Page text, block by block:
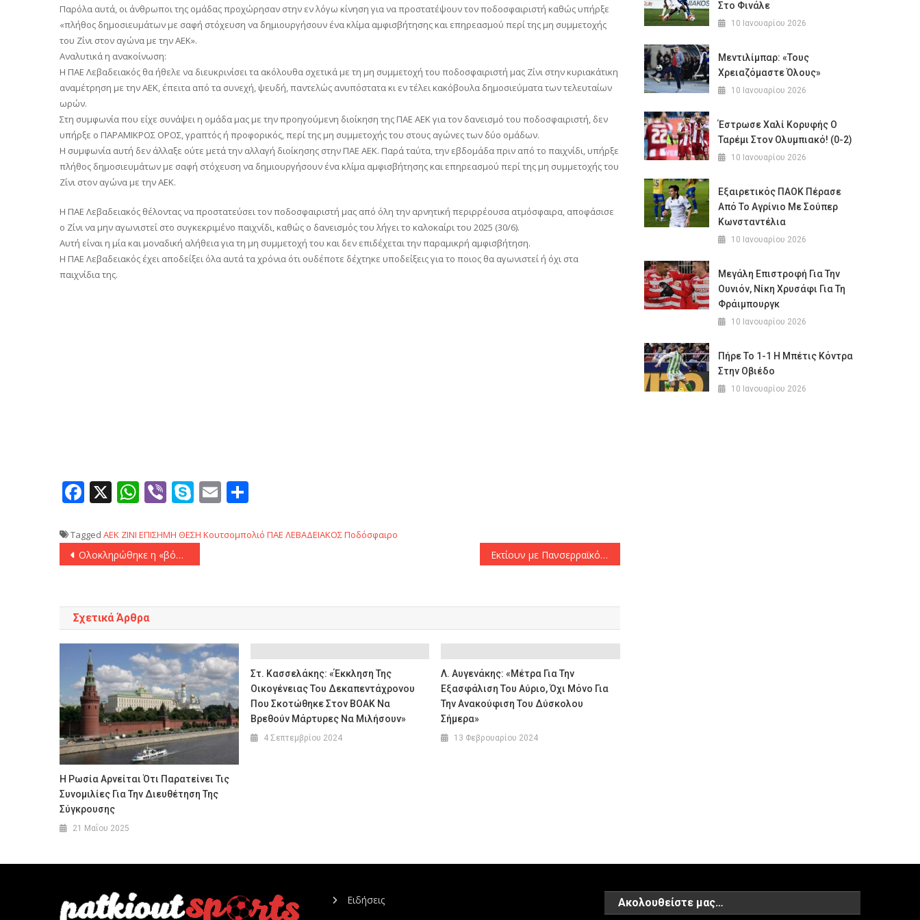
Παρόλα αυτά, οι άνθρωποι της ομάδας προχώρησαν στην εν λόγω κίνηση για να προστατέψουν τον ποδοσφαιριστή καθώς υπήρξε
«πλήθος δημοσιευμάτων με σαφή στόχευση να δημιουργήσουν ένα κλίμα αμφισβήτησης και επηρεασμού περί της μη συμμετοχής
του Ζίνι στον αγώνα με την ΑΕΚ».
Αναλυτικά η ανακοίνωση:
Η ΠΑΕ Λεβαδειακός θα ήθελε να διευκρινίσει τα ακόλουθα σχετικά με τη μη συμμετοχή του ποδοσφαιριστή μας Ζίνι στην κυριακάτικη
αναμέτρηση με την ΑΕΚ, έπειτα από τα συνεχή, ψευδή, παντελώς ανυπόστατα κι εν τέλει κακόβουλα δημοσιεύματα των τελευταίων
ωρών.
Στη συμφωνία που είχε συνάψει η ομάδα μας με την προηγούμενη διοίκηση της ΠΑΕ ΑΕΚ για τον δανεισμό του ποδοσφαιριστή, δεν
υπήρξε ο ΠΑΡΑΜΙΚΡΟΣ ΟΡΟΣ, γραπτός ή προφορικός, περί της μη συμμετοχής του στους αγώνες των δύο ομάδων.
Η συμφωνία αυτή δεν άλλαξε ούτε μετά την αλλαγή διοίκησης στην ΠΑΕ ΑΕΚ. Παρά ταύτα, την εβδομάδα πριν από το παιχνίδι, υπήρξε
πλήθος δημοσιευμάτων με σαφή στόχευση να δημιουργήσουν ένα κλίμα αμφισβήτησης και επηρεασμού περί της μη συμμετοχής του
Ζίνι στον αγώνα με την ΑΕΚ.
Η ΠΑΕ Λεβαδειακός θέλοντας να προστατεύσει τον ποδοσφαιριστή μας από όλη την αρνητική περιρρέουσα ατμόσφαιρα, αποφάσισε
ο Ζίνι να μην αγωνιστεί στο συγκεκριμένο παιχνίδι, καθώς ο δανεισμός του λήγει το καλοκαίρι του 2025 (30/6).
Αυτή είναι η μία και μοναδική αλήθεια για τη μη συμμετοχή του και δεν επιδέχεται την παραμικρή αμφισβήτηση.
Η ΠΑΕ Λεβαδειακός έχει αποδείξει όλα αυτά τα χρόνια ότι ουδέποτε δέχτηκε υποδείξεις για το ποιος θα αγωνιστεί ή όχι στα
παιχνίδια της.
Facebook
X WhatsApp
ViberSkype
Email
Tagged AEK ZINI ΕΠΙΣΗΜΗ ΘΕΣΗ Κουτσομπολιό ΠΑΕ ΛΕΒΑΔΕΙΑΚΟΣΠοδόσφαιρο
Πλοήγηση
Ολοκληρώθηκε η «βόμβα»: Κι επίσημα παίκτης του Παναθηναϊκού ο Γουένιεν Γκέιμπριελ Εκτίουν με Πανσερραϊκό οι Μπακασέτας και Μλαντένοβιτς στον Παναθηναϊκό
Σχετικά Άρθρα
Η Ρωσία Αρνείται Ότι Παρατείνει Τις
Συνομιλίες Για Την Διευθέτηση Της
Σύγκρουσης
21 Μαΐου 2025
Στ. Κασσελάκης: «Έκκληση Της
Οικογένειας Του Δεκαπεντάχρονου
Που Σκοτώθηκε Στον ΒΟΑΚ Να
Βρεθούν Μάρτυρες Να Μιλήσουν»
4 Σεπτεμβρίου 2024
Λ. Αυγενάκης: «Μέτρα Για Την
Εξασφάλιση Του Αύριο, Όχι Μόνο Για
Την Ανακούφιση Του Δύσκολου
Σήμερα»
13 Φεβρουαρίου 2024
Στο Φινάλε
10 Ιανουαρίου 2026
Μεντιλίμπαρ: «Τους
Χρειαζόμαστε Όλους»
10 Ιανουαρίου 2026
Έστρωσε Χαλί Κορυφής Ο
Ταρέμι Στον Ολυμπιακό! (0-2)
10 Ιανουαρίου 2026
Εξαιρετικός ΠΑΟΚ Πέρασε
Από Το Αγρίνιο Με Σούπερ
Κωνσταντέλια
10 Ιανουαρίου 2026
Μεγάλη Επιστροφή Για Την
Ουνιόν, Νίκη Χρυσάφι Για Τη
Φράιμπουργκ
10 Ιανουαρίου 2026
Πήρε Το 1-1 Η Μπέτις Κόντρα
Στην Οβιέδο
10 Ιανουαρίου 2026
Ειδήσεις
Ακολουθείστε μας…